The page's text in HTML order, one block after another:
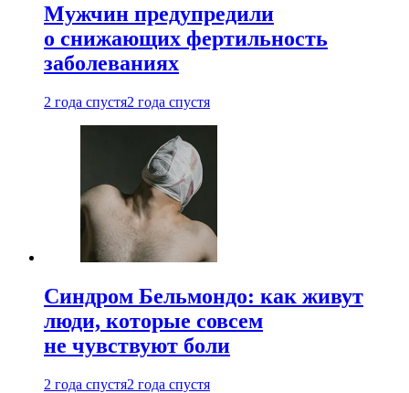
Мужчин предупредили
о снижающих фертильность
заболеваниях
2 года спустя2 года спустя
Синдром Бельмондо: как живут
люди, которые совсем
не чувствуют боли
2 года спустя2 года спустя